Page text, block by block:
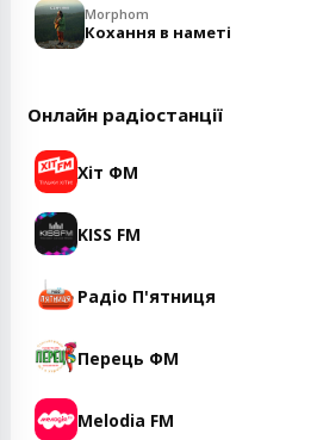
Morphom
Кохання в наметі
Онлайн радіостанції
Хіт ФМ
KISS FM
Радіо П'ятниця
Перець ФМ
Melodia FM